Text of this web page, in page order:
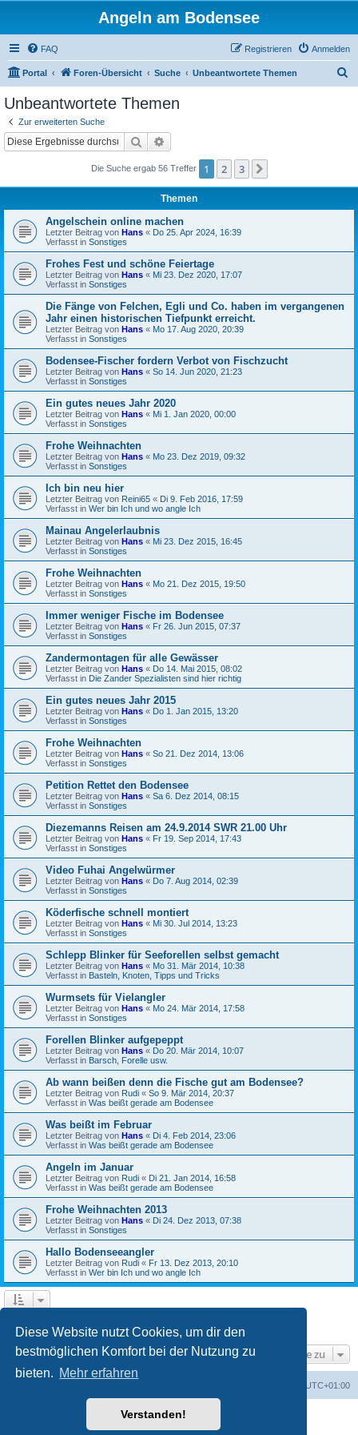
Diese Website nutzt Cookies, um dir den
bestmöglichen Komfort bei der Nutzung zu
bieten. Mehr erfahren
Verstanden!
Angeln am Bodensee
FAQ Anmelden
Registrieren
Portal Foren-Übersicht Suche Unbeantwortete Themen
Unbeantwortete Themen
Zur erweiterten Suche
Suche
Die Suche ergab 56 Treffer 1 2 3
Themen
Angelschein online machen
Letzter Beitrag von Hans « Do 25. Apr 2024, 16:39
Verfasst in Sonstiges
Frohes Fest und schöne Feiertage
Letzter Beitrag von Hans « Mi 23. Dez 2020, 17:07
Verfasst in Sonstiges
Die Fänge von Felchen, Egli und Co. haben im vergangenen
Jahr einen historischen Tiefpunkt erreicht.
Letzter Beitrag von Hans « Mo 17. Aug 2020, 20:39
Verfasst in Sonstiges
Bodensee-Fischer fordern Verbot von Fischzucht
Letzter Beitrag von Hans « So 14. Jun 2020, 21:23
Verfasst in Sonstiges
Ein gutes neues Jahr 2020
Letzter Beitrag von Hans « Mi 1. Jan 2020, 00:00
Verfasst in Sonstiges
Frohe Weihnachten
Letzter Beitrag von Hans « Mo 23. Dez 2019, 09:32
Verfasst in Sonstiges
Ich bin neu hier
Letzter Beitrag von Reini65 « Di 9. Feb 2016, 17:59
Verfasst in Wer bin Ich und wo angle Ich
Mainau Angelerlaubnis
Letzter Beitrag von Hans « Mi 23. Dez 2015, 16:45
Verfasst in Sonstiges
Frohe Weihnachten
Letzter Beitrag von Hans « Mo 21. Dez 2015, 19:50
Verfasst in Sonstiges
Immer weniger Fische im Bodensee
Letzter Beitrag von Hans « Fr 26. Jun 2015, 07:37
Verfasst in Sonstiges
Zandermontagen für alle Gewässer
Letzter Beitrag von Hans « Do 14. Mai 2015, 08:02
Verfasst in Die Zander Spezialisten sind hier richtig
Ein gutes neues Jahr 2015
Letzter Beitrag von Hans « Do 1. Jan 2015, 13:20
Verfasst in Sonstiges
Frohe Weihnachten
Letzter Beitrag von Hans « So 21. Dez 2014, 13:06
Verfasst in Sonstiges
Petition Rettet den Bodensee
Letzter Beitrag von Hans « Sa 6. Dez 2014, 08:15
Verfasst in Sonstiges
Diezemanns Reisen am 24.9.2014 SWR 21.00 Uhr
Letzter Beitrag von Hans « Fr 19. Sep 2014, 17:43
Verfasst in Sonstiges
Video Fuhai Angelwürmer
Letzter Beitrag von Hans « Do 7. Aug 2014, 02:39
Verfasst in Sonstiges
Köderfische schnell montiert
Letzter Beitrag von Hans « Mi 30. Jul 2014, 13:23
Verfasst in Sonstiges
Schlepp Blinker für Seeforellen selbst gemacht
Letzter Beitrag von Hans « Mo 31. Mär 2014, 10:38
Verfasst in Basteln, Knoten, Tipps und Tricks
Wurmsets für Vielangler
Letzter Beitrag von Hans « Mo 24. Mär 2014, 17:58
Verfasst in Sonstiges
Forellen Blinker aufgepeppt
Letzter Beitrag von Hans « Do 20. Mär 2014, 10:07
Verfasst in Barsch, Forelle usw.
Ab wann beißen denn die Fische gut am Bodensee?
Letzter Beitrag von Rudi « So 9. Mär 2014, 20:37
Verfasst in Was beißt gerade am Bodensee
Was beißt im Februar
Letzter Beitrag von Hans « Di 4. Feb 2014, 23:06
Verfasst in Was beißt gerade am Bodensee
Angeln im Januar
Letzter Beitrag von Rudi « Di 21. Jan 2014, 16:58
Verfasst in Was beißt gerade am Bodensee
Frohe Weihnachten 2013
Letzter Beitrag von Hans « Di 24. Dez 2013, 07:38
Verfasst in Sonstiges
Hallo Bodenseeangler
Letzter Beitrag von Rudi « Fr 13. Dez 2013, 20:10
Verfasst in Wer bin Ich und wo angle Ich
Gehe zu
UTC+01:00
Powered byphpBB® Forum Software © phpBB Limited
phpBB.de